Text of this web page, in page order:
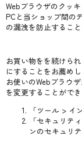
Webブラウザのクッ
PCと当ショップ間の
の漏洩を防止すること
お買い物をを続けら
にすることをお薦めし
お使いのWebブラウ
を変更することができ
「ツール > イ
「セキュリテ
ンのセキュリ